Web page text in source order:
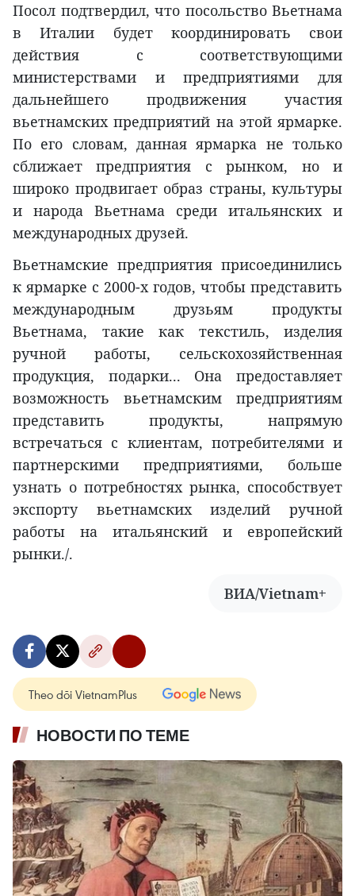
Посол подтвердил, что посольство Вьетнама
в Италии будет координировать свои
действия с соответствующими
министерствами и предприятиями для
дальнейшего продвижения участия
вьетнамских предприятий на этой ярмарке.
По его словам, данная ярмарка не только
сближает предприятия с рынком, но и
широко продвигает образ страны, культуры
и народа Вьетнама среди итальянских и
международных друзей.
Вьетнамские предприятия присоединились
к ярмарке с 2000-х годов, чтобы представить
международным друзьям продукты
Вьетнама, такие как текстиль, изделия
ручной работы, сельскохозяйственная
продукция, подарки... Она предоставляет
возможность вьетнамским предприятиям
представить продукты, напрямую
встречаться с клиентам, потребителями и
партнерскими предприятиями, больше
узнать о потребностях рынка, способствует
экспорту вьетнамских изделий ручной
работы на итальянский и европейский
рынки./.
ВИА/Vietnam+
Theo dõi VietnamPlus
НОВОСТИ ПО ТЕМЕ